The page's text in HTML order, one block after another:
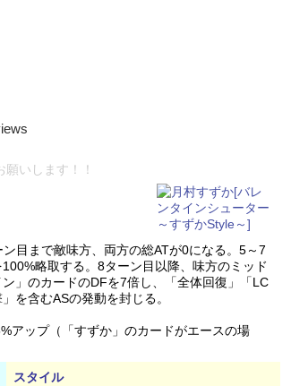
覧数：1,095 views
いします！！
目まで敵味方、両方の総ATが0になる。5～7
略取する。8ターン目以降、味方のミッド
」のカードのDFを7倍し、「全体回復」「LC
を含むASの発動を封じる。
ップ（「すずか」のカードがエースの場
スタイル